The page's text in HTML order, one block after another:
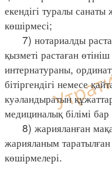
екендігі туралы
көшірмесі;
7) нотариалды
қызметі растаған
интернатураны,
бітіргендігі немесе
куәландыратын
медициналық білімі
8) жарияланған
жарияланым
көшірмелері.